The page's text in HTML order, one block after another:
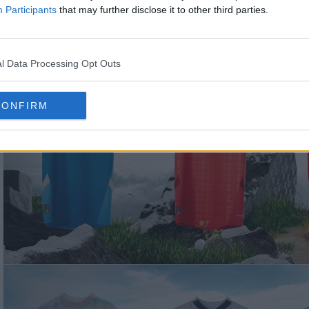
Participants that may further disclose it to other third parties.
Data Processing Opt Outs
da casa e una da trasferta. L'Islanda ha
La Svizzera, invece, ha una nuova maglia da